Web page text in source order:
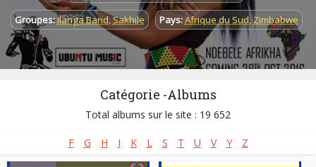
Groupes:Ilanga Band,Sakhile Pays:Afrique du Sud,Zimbabwe
Catégorie -Albums
Total albums sur le site : 19 652
F G H I K L S T U V Y Z